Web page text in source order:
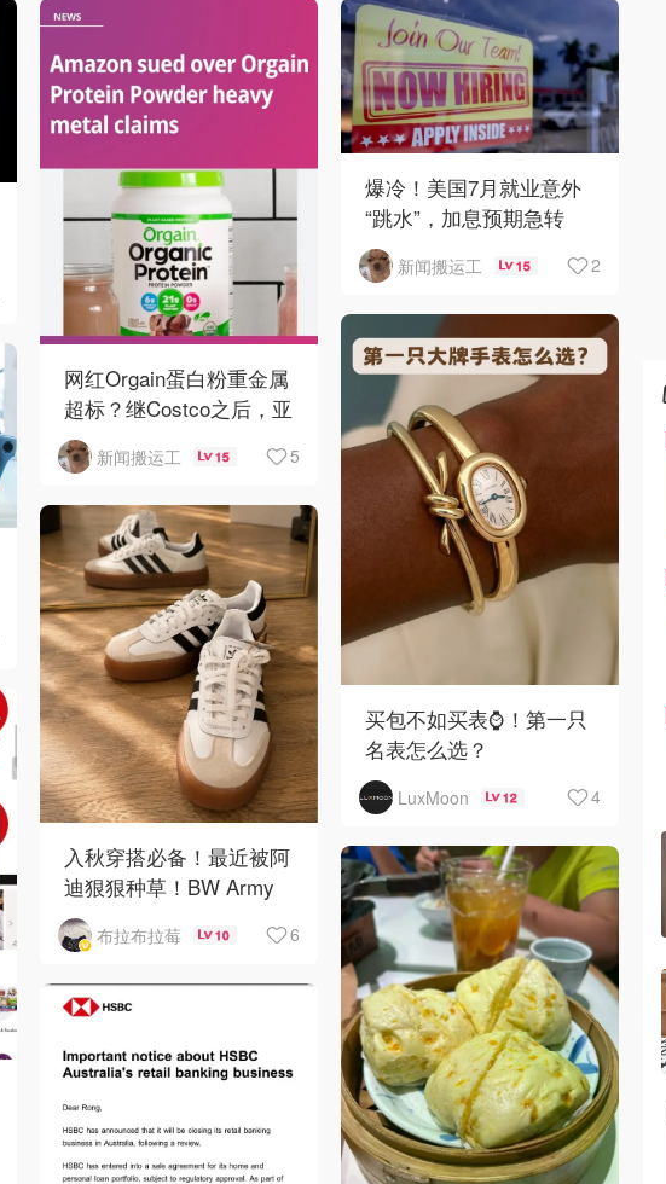
网红Orgain蛋白粉重金属
超标？继Costco之后，亚
马逊也被告了！
新闻搬运工 15 5
爆冷！美国7月就业意外
“跳水”，加息预期急转
弯！
新闻搬运工 15 2
买包不如买表⌚️！第一只
名表怎么选？
LuxMoon 12 4
入秋穿搭必备！最近被阿
迪狠狠种草！BW Army
和 Sambae 值得拥有！
布拉布拉莓 10 6